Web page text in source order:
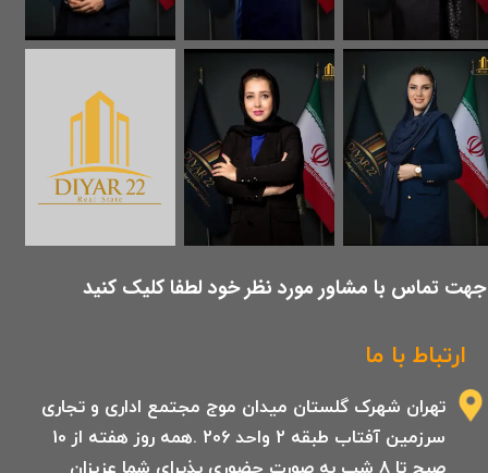
ارتباط با ما
تهران شهرک گلستان میدان موج مجتمع اداری و تجاری
سرزمین آفتاب طبقه 2 واحد 206 .همه روز هفته از 10
​جهت تماس با مشاور مورد نظر خود لطفا کلیک کنید